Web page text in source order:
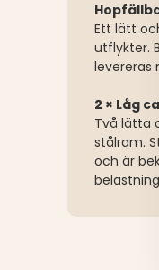
Ett lätt
utflykter.
levereras
2 × Låg
Två lätta
stålram.
och är
belastning